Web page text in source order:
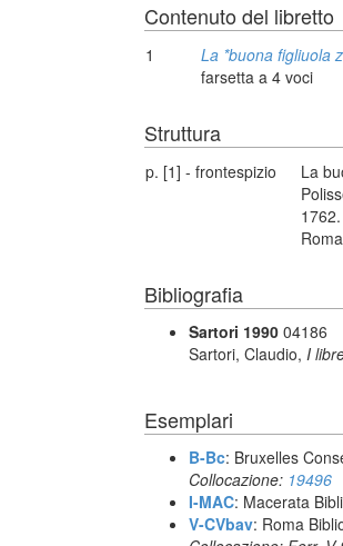
Contenuto del libretto
1
La *buona figliuola
farsetta a 4 voci
Struttura
p. [1] - frontespizio
La
Bibliografia
Sartori 1990 04186
Sartori, Claudio, I
Esemplari
B-Bc: Bruxelles
Collocazione: 19496
I-MAC: Macerata
V-CVbav: Roma